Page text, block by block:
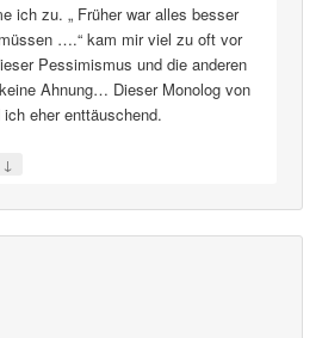
ich zu. „ Früher war alles besser
….“ kam mir viel zu oft vor
Pessimismus und die anderen
Ahnung… Dieser Monolog von
eher enttäuschend.
↓